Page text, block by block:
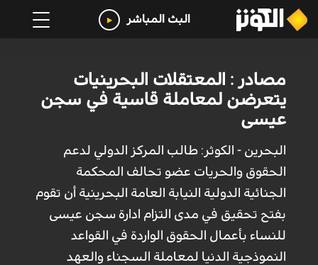
البث المباشر
مصادر : المعتقلات البحرينيات
يتعرضن لمعاملة قاسية في سجن
عيسى
البحرين - الكوثر: طالب المركز الدولي لدعم
الحقوق والحريات عضو تحالف المحكمة
الجنائية الدولية النيابة العامة البحرينية أن تقوم
بفتح تحقيق في مدى التزام ادارة سجن عيسى
للنساء بأعمال الحقوق الواردة في القواعد
النموذجية الدنيا لمعاملة السجناء والعهد